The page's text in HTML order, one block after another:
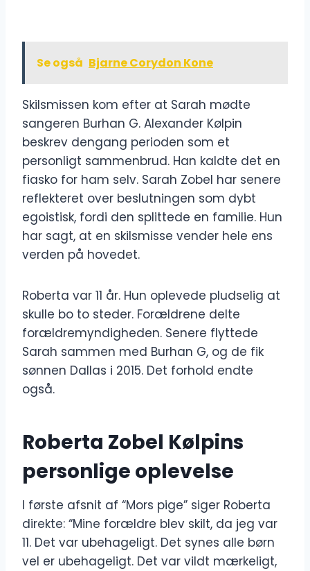
Se også Bjarne Corydon Kone
Skilsmissen kom efter at Sarah mødte
sangeren Burhan G. Alexander Kølpin
beskrev dengang perioden som et
personligt sammenbrud. Han kaldte det en
fiasko for ham selv. Sarah Zobel har senere
reflekteret over beslutningen som dybt
egoistisk, fordi den splittede en familie. Hun
har sagt, at en skilsmisse vender hele ens
verden på hovedet.
Roberta var 11 år. Hun oplevede pludselig at
skulle bo to steder. Forældrene delte
forældremyndigheden. Senere flyttede
Sarah sammen med Burhan G, og de fik
sønnen Dallas i 2015. Det forhold endte
også.
Roberta Zobel Kølpins
personlige oplevelse
I første afsnit af “Mors pige” siger Roberta
direkte: “Mine forældre blev skilt, da jeg var
11. Det var ubehageligt. Det synes alle børn
vel er ubehageligt. Det var vildt mærkeligt,